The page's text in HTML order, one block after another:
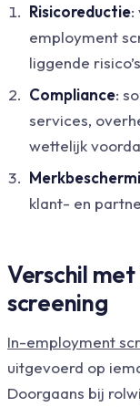
Risicoreductie:
employment
liggende
Compliance:
services,
wettelijk
klant- en
Verschil
screening
In-employment
uitgevoerd op
Doorgaans bij